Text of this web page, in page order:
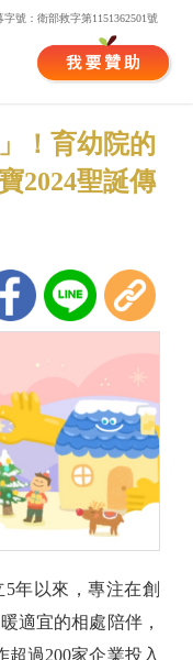
字號：衛部救字第1151362501號
！育幼院的
2024聖誕傳
年以來，專注在創
適宜的相處陪伴，
過200家企業投入